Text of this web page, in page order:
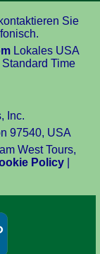
Sie
Lokales USA
Time
Inc.
97540, USA
West Tours,
Policy